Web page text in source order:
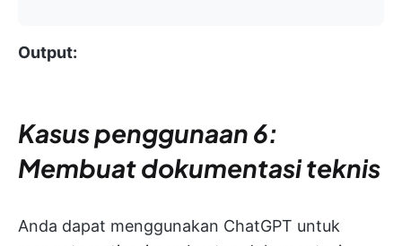
Output:
Kasus penggunaan 6:
Membuat dokumentasi teknis
Anda dapat menggunakan ChatGPT untuk